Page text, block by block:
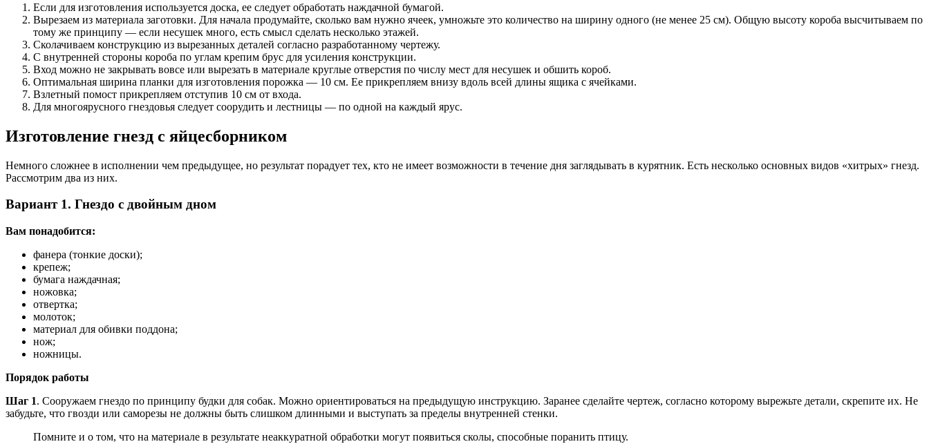
Если для изготовления используется доска, ее следует обработать наждачной бумагой.
Вырезаем из материала заготовки. Для начала продумайте, сколько вам нужно ячеек, умножьте это количество на ширину одного (не менее 25 см). Общую высоту короба высчитываем по
тому же принципу — если несушек много, есть смысл сделать несколько этажей.
Сколачиваем конструкцию из вырезанных деталей согласно разработанному чертежу.
С внутренней стороны короба по углам крепим брус для усиления конструкции.
Вход можно не закрывать вовсе или вырезать в материале круглые отверстия по числу мест для несушек и обшить короб.
Оптимальная ширина планки для изготовления порожка — 10 см. Ее прикрепляем внизу вдоль всей длины ящика с ячейками.
Взлетный помост прикрепляем отступив 10 см от входа.
Для многоярусного гнездовья следует соорудить и лестницы — по одной на каждый ярус.
Изготовление гнезд с яйцесборником
Немного сложнее в исполнении чем предыдущее, но результат порадует тех, кто не имеет возможности в течение дня заглядывать в курятник. Есть несколько основных видов «хитрых» гнезд.
Рассмотрим два из них.
Вариант 1. Гнездо с двойным дном
Вам понадобится:
фанера (тонкие доски);
крепеж;
бумага наждачная;
ножовка;
отвертка;
молоток;
материал для обивки поддона;
нож;
ножницы.
Порядок работы
Шаг 1. Сооружаем гнездо по принципу будки для собак. Можно ориентироваться на предыдущую инструкцию. Заранее сделайте чертеж, согласно которому вырежьте детали, скрепите их. Не
забудьте, что гвозди или саморезы не должны быть слишком длинными и выступать за пределы внутренней стенки.
Помните и о том, что на материале в результате неаккуратной обработки могут появиться сколы, способные поранить птицу.